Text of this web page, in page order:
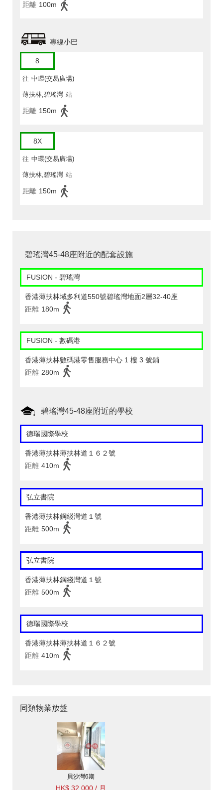
距離 100m
專線小巴
8
往 中環(交易廣場)
薄扶林,碧瑤灣 站
距離 150m
8X
往 中環(交易廣場)
薄扶林,碧瑤灣 站
距離 150m
碧瑤灣45-48座附近的配套設施
FUSION - 碧瑤灣
香港薄扶林域多利道550號碧瑤灣地面2層32-40座
距離 180m
FUSION - 數碼港
香港薄扶林數碼港零售服務中心 1 樓 3 號鋪
距離 280m
碧瑤灣45-48座附近的學校
德瑞國際學校
香港薄扶林薄扶林道１６２號
距離 410m
弘立書院
香港薄扶林鋼綫灣道１號
距離 500m
弘立書院
香港薄扶林鋼綫灣道１號
距離 500m
德瑞國際學校
香港薄扶林薄扶林道１６２號
距離 410m
同類物業放盤
貝沙灣6期
HK$ 32,000 / 月